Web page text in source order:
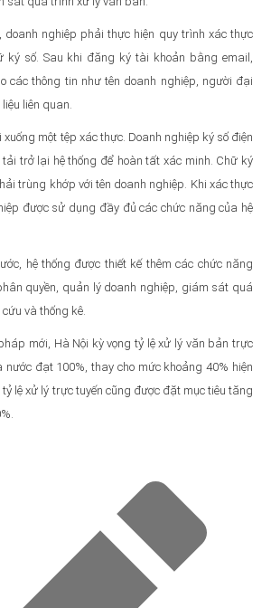
nghiệp phải thực hiện quy trình xác thực
ký số. Sau khi đăng ký tài khoản bằng email,
các thông tin như tên doanh nghiệp, người đại
liên quan.
xuống một tệp xác thực. Doanh nghiệp ký số điện
trở lại hệ thống để hoàn tất xác minh. Chữ ký
trùng khớp với tên doanh nghiệp. Khi xác thực
được sử dụng đầy đủ các chức năng của hệ
hệ thống được thiết kế thêm các chức năng
quyền, quản lý doanh nghiệp, giám sát quá
và thống kê.
mới, Hà Nội kỳ vọng tỷ lệ xử lý văn bản trực
nước đạt 100%, thay cho mức khoảng 40% hiện
tỷ lệ xử lý trực tuyến cũng được đặt mục tiêu tăng